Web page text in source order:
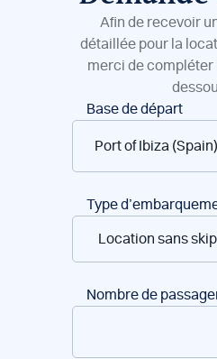
Afin de recevoir
détaillée pour la
merci de
Réservation
bateaux
Base de départ
Type
Nombre de